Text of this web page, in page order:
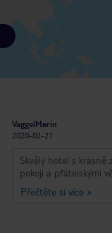
VaggelMarin
2020-02-27
Skvělý hotel s krásně
pokoji a přátelskými
opravdu blízko k moři,
výjimečná volba pro
Přečtěte si více »